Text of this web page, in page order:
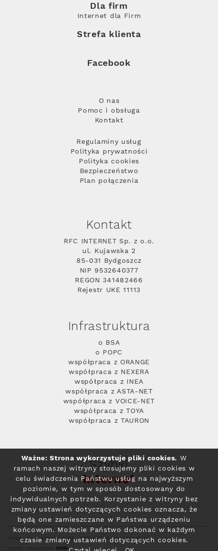
Dla firm
Internet dla Firm
Strefa klienta
Facebook
O nas
Pomoc i obsługa
Kontakt
Regulaminy usług
Polityka prywatności
Polityka cookies
Bezpieczeństwo
Plan połączenia
Kontakt
RFC INTERNET Sp. z o.o.
ul. Kujawska 2
85-031 Bydgoszcz
NIP 9532640377
REGON 341482466
Rejestr UKE 11113
Infrastruktura
o BSA
o POPC
współpraca z ORANGE
współpraca z NEXERA
współpraca z INEA
współpraca z ASTA-NET
współpraca z VOICE-NET
współpraca z TOYA
współpraca z TAURON
Szybki
Internet
Polityka prywatności© 2004 - 2026 RFC Internet i Telewizja
projekt i wykonanie:
Ważne: Strona wykorzystuje pliki cookies. W
ramach naszej witryny stosujemy pliki cookies w
celu świadczenia Państwu usług na najwyższym
poziomie, w tym w sposób dostosowany do
indywidualnych potrzeb. Korzystanie z witryny bez
zmiany ustawień dotyczących cookies oznacza, że
będą one zamieszczane w Państwa urządzeniu
końcowym. Możecie Państwo dokonać w każdym
czasie zmiany ustawień dotyczących cookies.